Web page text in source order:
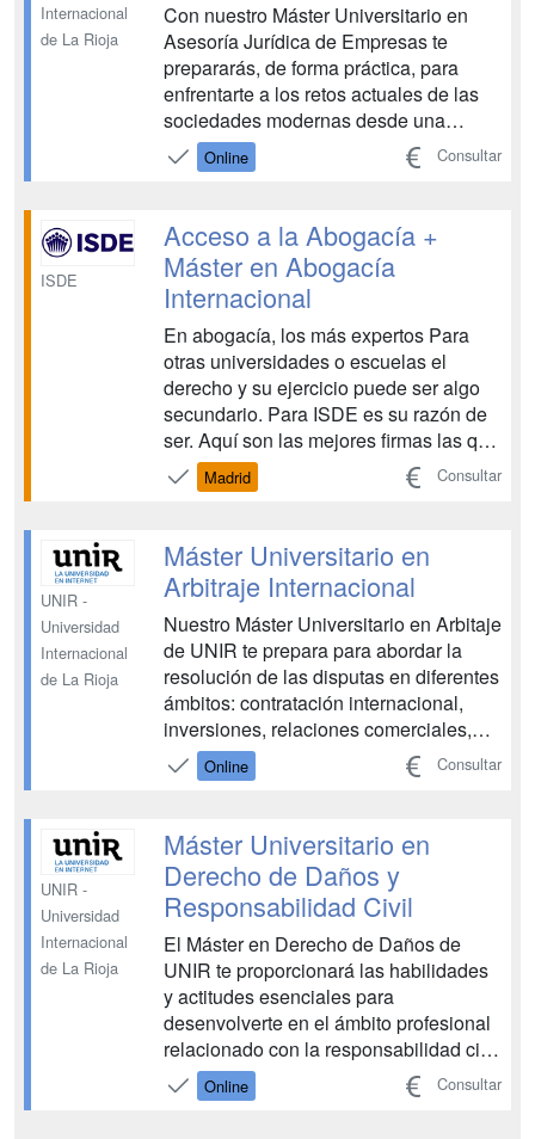
Internacional
de La Rioja
Con nuestro Máster Universitario en
Asesoría Jurídica de Empresas te
prepararás, de forma práctica, para
enfrentarte a los retos actuales de las
sociedades modernas desde una
perspectiva integral, avanzada y
eficiente, convirtiéndote en el asesor
Nuestro Máster ha sido diseñado para
que el alumno adquiera un c...
Online Consultar
ISDE
Acceso a la Abogacía +
Máster en Abogacía
Internacional
En abogacía, los más expertos Para
otras universidades o escuelas el
derecho y su ejercicio puede ser algo
secundario. Para ISDE es su razón de
ser. Aquí son las mejores firmas las que
diseñan, dirigen e imparten los
programas, formando a los estudiantes
habilidades que necesitan que tengan,
para contratarlos...
Madrid Consultar
UNIR -
Universidad
Internacional
de La Rioja
Máster Universitario en
Arbitraje Internacional
Nuestro Máster Universitario en Arbitaje
de UNIR te prepara para abordar la
resolución de las disputas en diferentes
ámbitos: contratación internacional,
inversiones, relaciones comerciales,
consumo, ámbito deportivo, entre otras,
ofreciendo una respuesta rápida y
Máster Universitario en Arbitraje
Internacional ...
Online Consultar
UNIR -
Universidad
Internacional
de La Rioja
Máster Universitario en
Derecho de Daños y
Responsabilidad Civil
El Máster en Derecho de Daños de
UNIR te proporcionará las habilidades
y actitudes esenciales para
desenvolverte en el ámbito profesional
relacionado con la responsabilidad civil
y el derecho de daños. Un
conocimiento que abarca desde su
Online Consultar